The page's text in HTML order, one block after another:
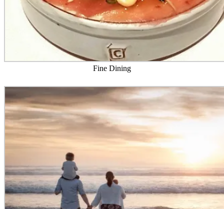
Fine Dining